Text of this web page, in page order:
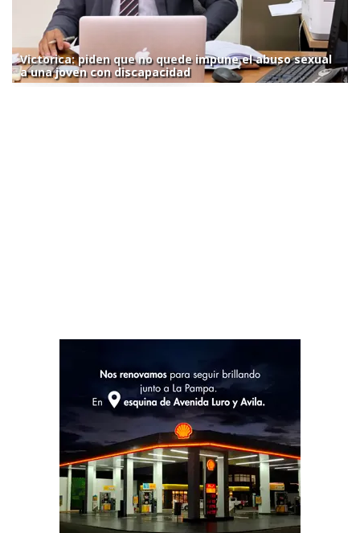
Victorica: piden que no quede impune el abuso sexual
a una joven con discapacidad